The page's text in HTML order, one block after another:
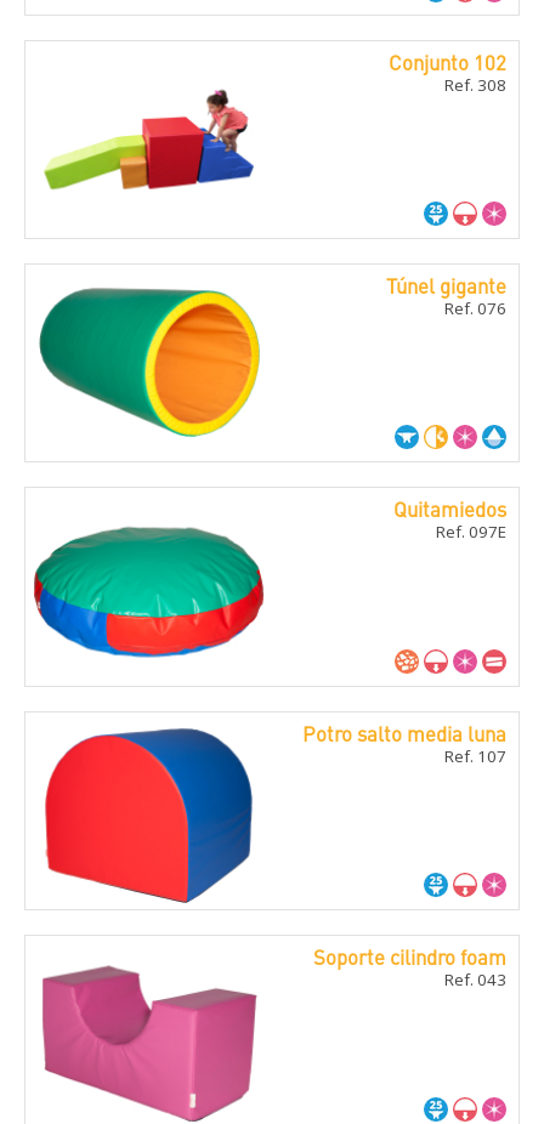
Conjunto 102
Ref. 308
Túnel gigante
Ref. 076
Quitamiedos
Ref. 097E
Potro salto media luna
Ref. 107
Soporte cilindro foam
Ref. 043